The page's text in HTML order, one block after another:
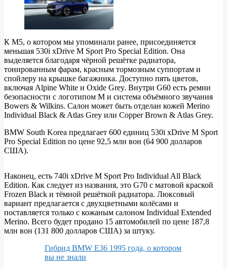
К M5, о котором мы упоминали ранее, присоединяется
меньшая 530i xDrive M Sport Pro Special Edition. Она
выделяется благодаря чёрной решётке радиатора,
тонированным фарам, красным тормозным суппортам и
спойлеру на крышке багажника. Доступно пять цветов,
включая Alpine White и Oxide Grey. Внутри G60 есть ремни
безопасности с логотипом M и система объёмного звучания
Bowers & Wilkins. Салон может быть отделан кожей Merino
Individual Black & Atlas Grey или Copper Brown & Atlas Grey.
BMW South Korea предлагает 600 единиц 530i xDrive M Sport
Pro Special Edition по цене 92,5 млн вон (64 900 долларов
США).
Наконец, есть 740i xDrive M Sport Pro Individual All Black
Edition. Как следует из названия, это G70 с матовой краской
Frozen Black и тёмной решёткой радиатора. Люксовый
вариант предлагается с двухцветными колёсами и
поставляется только с кожаным салоном Individual Extended
Merino. Всего будет продано 15 автомобилей по цене 187,8
млн вон (131 800 долларов США) за штуку.
Гибрид BMW E36 1995 года, о котором
вы не знали